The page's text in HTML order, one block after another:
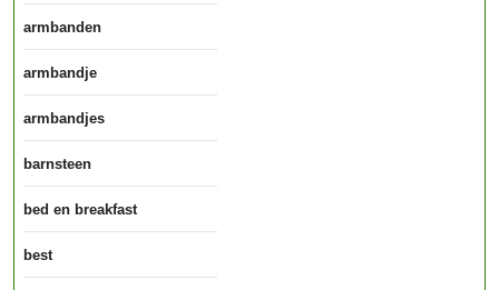
armbanden
armbandje
armbandjes
barnsteen
bed en breakfast
best